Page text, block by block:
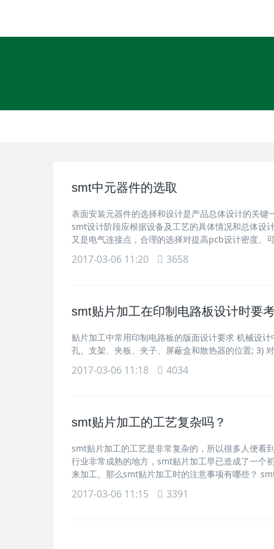
smt中元器件的选取
表面安装元器件的选择和设计是产品总体设计的关
smt设计阶段应根据设备及工艺的具体情况和总体设
又是电气连接点，合理的选择对提高pcb设计密度、
2017-03-06 11:20 3658
smt贴片加工在印制电路板设计时要
贴片加工中常用印制电路板的版面设计要求 机械设
孔、支架、夹板、夹子、屏蔽盒和散热器的位置; 3)
2017-03-06 11:18 4034
smt贴片加工的工艺复杂吗？
smt贴片加工的工艺是非常复杂的，所以很多人便看
行业非常成熟的地方，smt贴片加工早已造成了一个
来加工。那么smt贴片加工时的注意事项有哪些？
2017-03-06 11:15 3391